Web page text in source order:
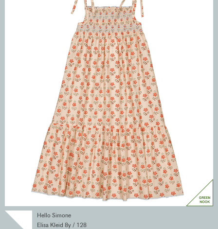
Hello Simone
Elisa Kleid 8y / 128